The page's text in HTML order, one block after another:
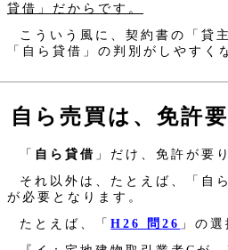
貸借」だからです。
こういう風に、契約書の「貸
「自ら貸借」の判別がしやすく
自ら売買は、免許
「 自ら貸借 」だけ、免許が要
それ以外は、たとえば、「自
が必要となります。
たとえば、「H26 問26 」の